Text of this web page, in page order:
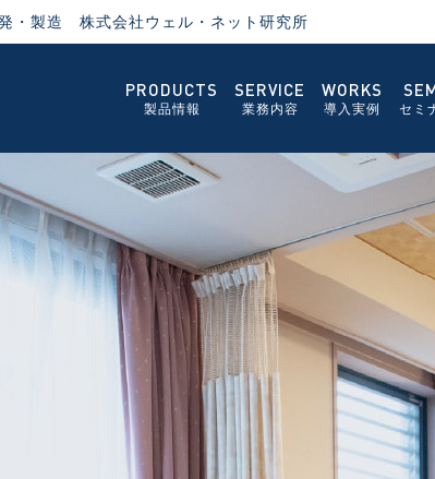
・製造 株式会社ウェル・ネット研究所
PRODUCTS
製品情報
SERVICE
業務内容
WORKS
導入実例 セミ